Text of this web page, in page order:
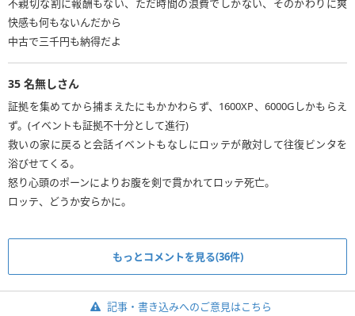
快感も何もないんだから
中古で三千円も納得だよ
35 名無しさん
証拠を集めてから捕まえたにもかかわらず、1600XP、6000Gしかもらえ
ず。(イベントも証拠不十分として進行)
救いの家に戻ると会話イベントもなしにロッテが敵対して往復ビンタを
浴びせてくる。
怒り心頭のポーンによりお腹を剣で貫かれてロッテ死亡。
ロッテ、どうか安らかに。
もっとコメントを見る(36件)
記事・書き込みへのご意見はこちら